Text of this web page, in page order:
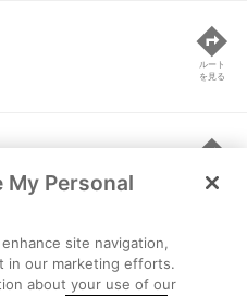
ルート
を見る
ルート
を見る
My Personal
site navigation,
in our marketing efforts.
about your use of our